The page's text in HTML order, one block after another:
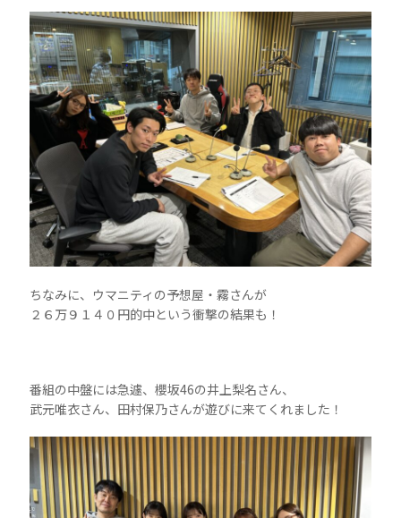
ちなみに、ウマニティの予想屋・霧さんが
２６万９１４０円的中という衝撃の結果も！
番組の中盤には急遽、櫻坂46の井上梨名さん、
武元唯衣さん、田村保乃さんが遊びに来てくれました！